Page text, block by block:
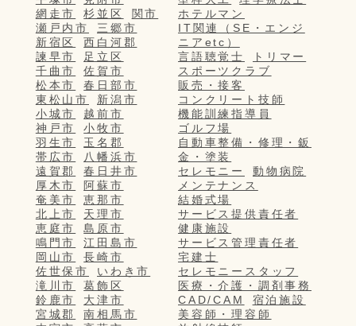
網走市
杉並区
関市
瀬戸内市
三郷市
新宿区
西白河郡
諫早市
足立区
千曲市
佐賀市
松本市
春日部市
東松山市
新潟市
小城市
越前市
神戸市
小牧市
羽生市
玉名郡
帯広市
八幡浜市
遠賀郡
春日井市
厚木市
阿蘇市
奄美市
恵那市
北上市
天理市
恵庭市
島原市
鳴門市
江田島市
岡山市
長崎市
佐世保市
いわき市
滝川市
葛飾区
鈴鹿市
大津市
宮城郡
南相馬市
ホテルマン
IT関連（SE・エンジ
ニアetc）
言語聴覚士
トリマー
スポーツクラブ
販売・接客
コンクリート技師
機能訓練指導員
ゴルフ場
自動車整備・修理・鈑
金・塗装
セレモニー
動物病院
メンテナンス
結婚式場
サービス提供責任者
健康施設
サービス管理責任者
宅建士
セレモニースタッフ
医療・介護・調剤事務
CAD/CAM
宿泊施設
美容師・理容師